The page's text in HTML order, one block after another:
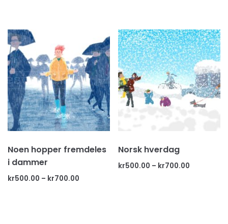
Noen hopper fremdeles
i dammer
kr500.00 – kr700.00
Norsk hverdag
kr500.00 – kr700.00